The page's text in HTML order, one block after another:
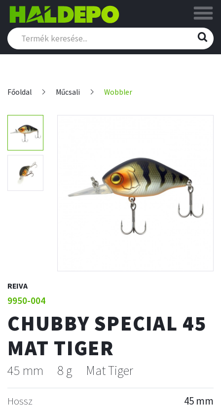
Főoldal Műcsali Wobbler
REIVA
9950-004
CHUBBY SPECIAL 45
MAT TIGER
45 mm 8 g Mat Tiger
Hossz
45 mm